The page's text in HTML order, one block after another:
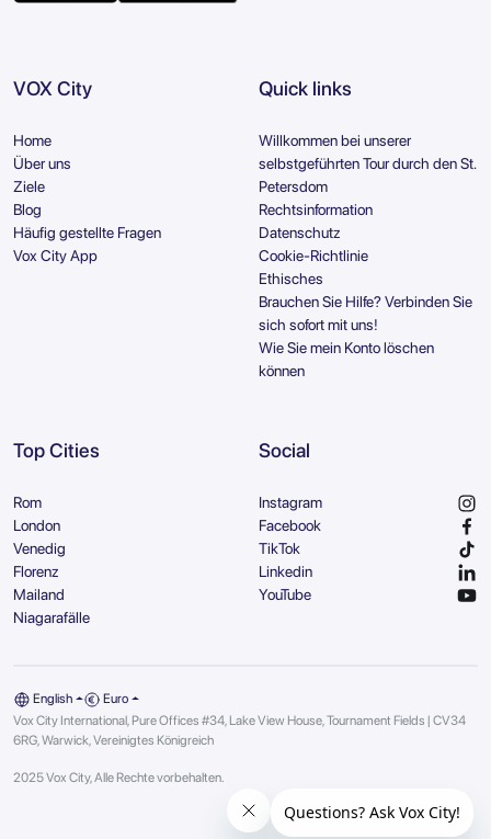
VOX City
Home
Über uns
Ziele
Blog
Häufig gestellte Fragen
Vox City App
Quick links
Willkommen bei unserer
selbstgeführten Tour durch den St.
Petersdom
Rechtsinformation
Datenschutz
Cookie-Richtlinie
Ethisches
Brauchen Sie Hilfe? Verbinden Sie
sich sofort mit uns!
Wie Sie mein Konto löschen
können
Top Cities
Rom
London
Venedig
Florenz
Mailand
Niagarafälle
Social
Instagram
Facebook
TikTok
Linkedin
YouTube
English
Euro
Vox City International, Pure Offices #34, Lake View House, Tournament Fields | CV34
6RG, Warwick, Vereinigtes Königreich
2025 Vox City, Alle Rechte vorbehalten.